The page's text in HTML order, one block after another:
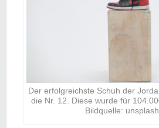
Der erfolgreichste Schuh der
die Nr. 12. Diese wurde für
Bildquelle: